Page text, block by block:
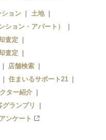
ション
土地
ション・アパート）
査定
査定
店舗検索
住まいるサポート21
ター紹介
グランプリ
ンケート